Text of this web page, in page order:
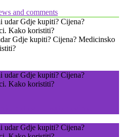
and comments
Gdje kupiti? Cijena? Medicinsko